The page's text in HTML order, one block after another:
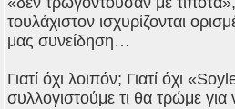
τουλάχιστον ισχυρίζονται
μας συνείδηση…
Γιατί όχι λοιπόν; Γιατί όχι
συλλογιστούμε τι θα τρώμε